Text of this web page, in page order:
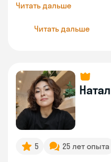
Читать дальше
Читать дальше
5 25 лет опыта